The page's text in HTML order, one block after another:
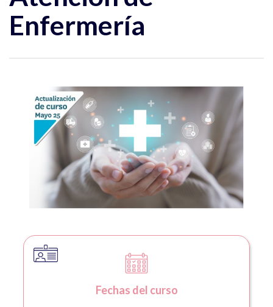
Enfermería
Fechas del curso